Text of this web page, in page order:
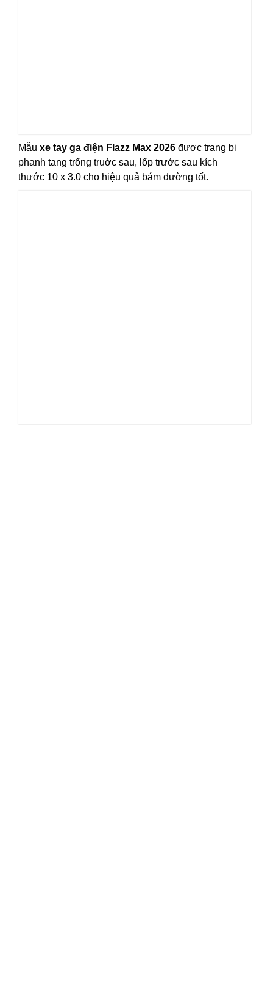
thước 10 x 3.0 cho hiệu quả bám đường tốt.